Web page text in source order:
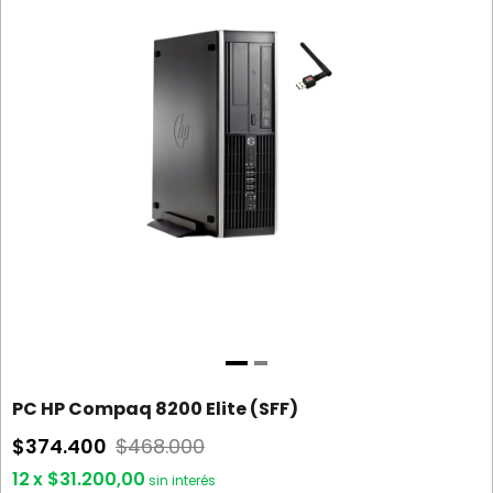
PC HP Compaq 8200 Elite (SFF)
$374.400 $468.000
12x $31.200,00 sin interés